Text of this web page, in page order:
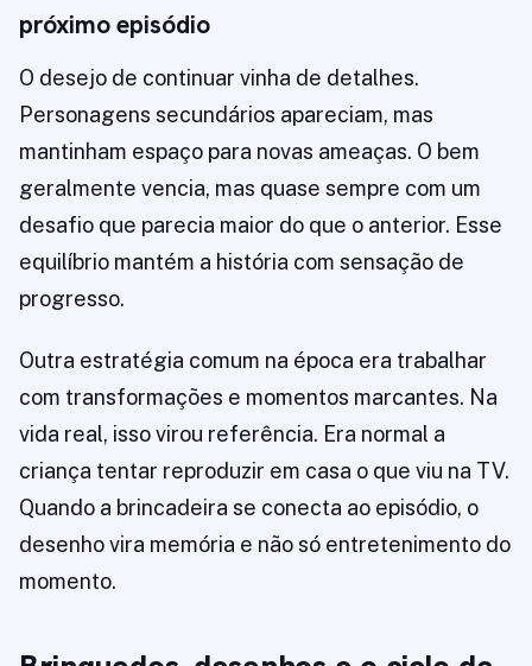
próximo episódio
O desejo de continuar vinha de detalhes.
Personagens secundários apareciam, mas
mantinham espaço para novas ameaças. O bem
geralmente vencia, mas quase sempre com um
desafio que parecia maior do que o anterior. Esse
equilíbrio mantém a história com sensação de
progresso.
Outra estratégia comum na época era trabalhar
com transformações e momentos marcantes. Na
vida real, isso virou referência. Era normal a
criança tentar reproduzir em casa o que viu na TV.
Quando a brincadeira se conecta ao episódio, o
desenho vira memória e não só entretenimento do
momento.